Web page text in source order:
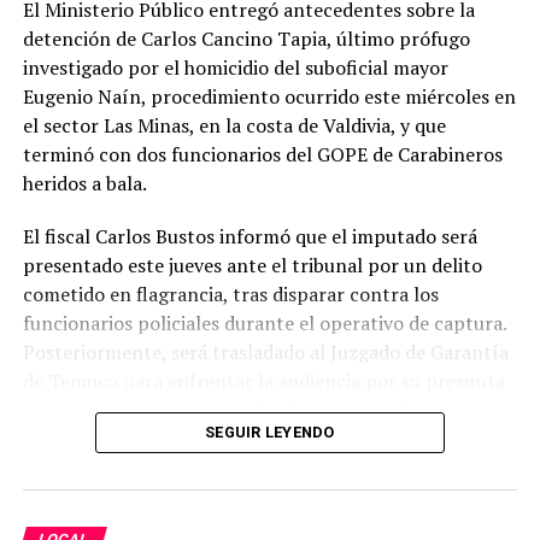
Medidas de prevención
Senapred instruyó a los municipios y a los organismos
que integran el Sistema Nacional de Prevención y
Respuesta ante Desastres (Sinapred) a mantener una
evaluación y monitoreo permanente de las zonas de
riesgo, adoptando las medidas necesarias para
Comités para la Gestión del Riesgo de Desastres.
Además, la Unidad Regional de Alerta Temprana
continuará monitoreando los puntos críticos y
coordinando las acciones de respuesta y rehabilitación.
Entre las recomendaciones emitidas se encuentra el
monitoreo constante de los cursos de agua, el uso de
que puedan afectar zonas urbanas, viviendas o
infraestructura vial, la habilitación de canaletas o
El Ministerio Público entregó antecedentes sobre la
detención de Carlos Cancino Tapia, último prófugo
investigado por el homicidio del suboficial mayor
Eugenio Naín, procedimiento ocurrido este miércoles en
el sector Las Minas, en la costa de Valdivia, y que
terminó con dos funcionarios del GOPE de Carabineros
heridos a bala.
El fiscal Carlos Bustos informó que el imputado será
presentado este jueves ante el tribunal por un delito
cometido en flagrancia, tras disparar contra los
funcionarios policiales durante el operativo de captura.
Posteriormente, será trasladado al Juzgado de Garantía
participación en el homicidio del suboficial Naín.
desarrolló cuando personal policial ejecutó una orden
de entrada y registro en un inmueble ubicado en el
SEGUIR LEYENDO